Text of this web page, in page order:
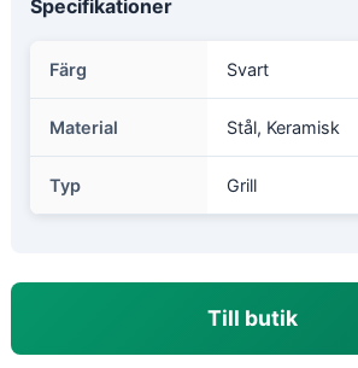
Specifikationer
Färg Svart
Material Stål, Keramisk
Typ Grill
Till butik